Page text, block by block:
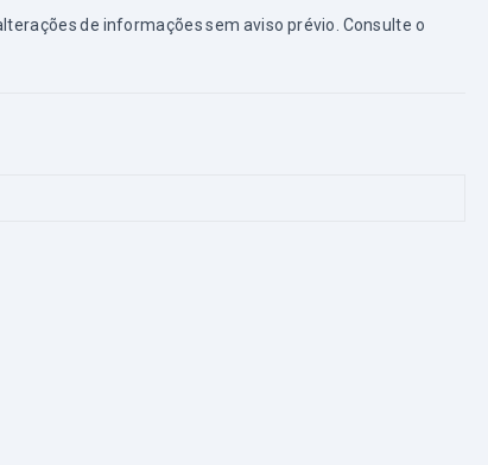
de informações sem aviso prévio. Consulte o